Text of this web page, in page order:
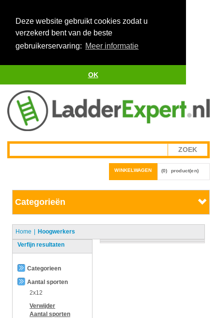
Deze website gebruikt cookies zodat u
verzekerd bent van de beste
gebruikerservaring: Meer informatie
OK
WINKELWAGEN (0) product(en)
Categorieën
Home
Hoogwerkers
Verfijn resultaten
Categorieen
Aantal sporten
2x12
Verwijder
Aantal sporten